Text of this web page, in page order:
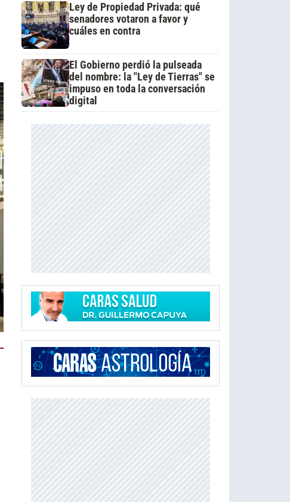
Ley de Propiedad Privada: qué
senadores votaron a favor y
cuáles en contra
El Gobierno perdió la pulseada
del nombre: la "Ley de Tierras" se
impuso en toda la conversación
digital